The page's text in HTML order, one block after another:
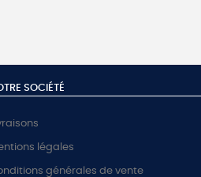
SOCIÉTÉ
légales
générales de vente